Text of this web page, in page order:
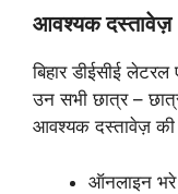
आवश्यक
बिहार डीईसीई
उन सभी छात्र –
आवश्यक दस्तावेज़ की
ऑनलाइन